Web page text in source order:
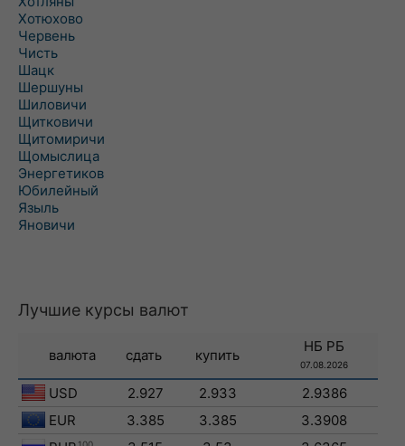
Хотюхово
Червень
Чисть
Шацк
Шершуны
Шиловичи
Щитковичи
Щитомиричи
Щомыслица
Энергетиков
Юбилейный
Языль
Яновичи
Лучшие курсы валют
валюта сдать купить
НБ РБ
07.08.2026
USD 2.927 2.933
2.9386
EUR
3.385 3.385
3.3908